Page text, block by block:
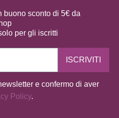
buono sconto di 5€ da
per gli iscritti
ISCRIVITI
e confermo di aver
Policy.